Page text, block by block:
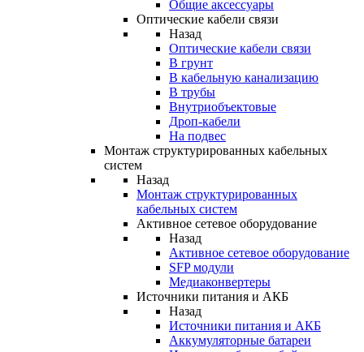
Общие аксессуары
Оптические кабели связи
Назад
Оптические кабели связи
В грунт
В кабельную канализацию
В трубы
Внутриобъектовые
Дроп-кабели
На подвес
Монтаж структурированных кабельных
систем
Назад
Монтаж структурированных
кабельных систем
Активное сетевое оборудование
Назад
Активное сетевое оборудование
SFP модули
Медиаконвертеры
Источники питания и АКБ
Назад
Источники питания и АКБ
Аккумуляторные батареи